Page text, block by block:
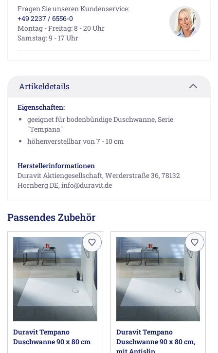
Fragen Sie unseren Kundenservice:
+49 2237 / 6556-0
Montag - Freitag: 8 - 20 Uhr
Samstag: 9 - 17 Uhr
Artikeldetails
Eigenschaften:
geeignet für bodenbündige Duschwanne, Serie
"Tempana"
höhenverstellbar von 7 - 10 cm
Herstellerinformationen
Duravit Aktiengesellschaft, Werderstraße 36, 78132
Hornberg DE, info@duravit.de
Passendes Zubehör
Duravit Tempano
Duschwanne 90 x 80 cm
Duravit Tempano
Duschwanne 90 x 80 cm,
mit Antislip